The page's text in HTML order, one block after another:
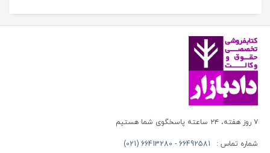
۷ روز هفته، ۲۴ ساعته پاسخگوی شما هستیم
شماره تماس : 66492581 - 66413280 (021)